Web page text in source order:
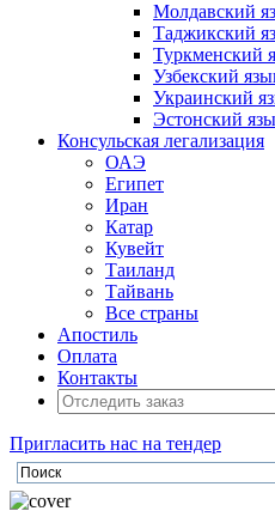
Молдавский
Таджикский
Туркменский
Узбекский
Украинский
Эстонский
Консульская легализация
ОАЭ
Египет
Иран
Катар
Кувейт
Таиланд
Тайвань
Все страны
Апостиль
Оплата
Контакты
Пригласить нас на тендер